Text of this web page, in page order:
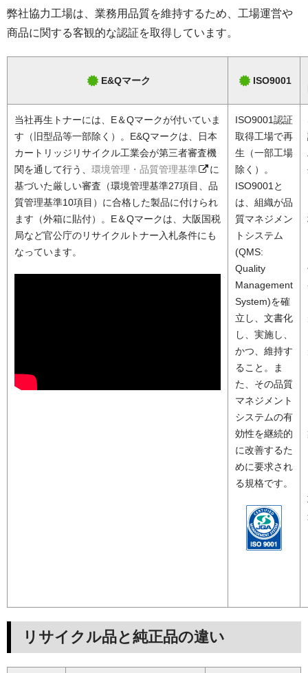
弊社協力工場は、業務用品質を維持するため、工場運営や
商品に関する客観的な認証を取得しています。
E&Qマーク ISO9001
当社再生トナーには、E＆Qマークが付いていま
す（旧型品等一部除く）。E&Qマークは、日本
カートリッジリサイクル工業会が第三者審査機
関を通して行う、 環境管理・品質管理基準
に
基づいた厳しい審査（環境管理基準27項目、品
質管理基準10項目）に合格した製品に付けられ
ます（外箱に貼付）。E＆Qマークは、大阪国税
局など官公庁のリサイクルトナー入札条件にも
なっています。
ISO9001認証
取得工場で再
生（一部工場
除く）。
ISO9001と
は、組織が品
質マネジメン
トシステム
(QMS:
Quality
Management
System)を確
立し、文書化
し、実施し、
かつ、維持す
ること。ま
た、その品質
マネジメント
システムの有
効性を継続的
に改善するた
めに要求され
る規格です。
リサイクル品と純正品の違い